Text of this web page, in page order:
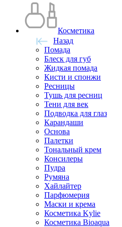
Косметика
Назад
Помада
Блеск для губ
Жидкая помада
Кисти и спонжи
Ресницы
Тушь для ресниц
Тени для век
Подводка для глаз
Карандаши
Основа
Палетки
Тональный крем
Консилеры
Пудра
Румяна
Хайлайтер
Парфюмерия
Маски и крема
Косметика Kylie
Косметика Bioaqua